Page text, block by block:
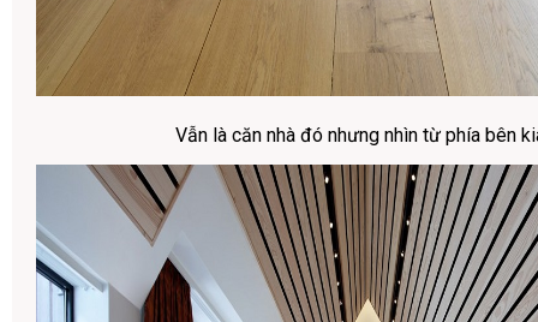
Vẫn là căn nhà đó nhưng nhìn từ phía bên